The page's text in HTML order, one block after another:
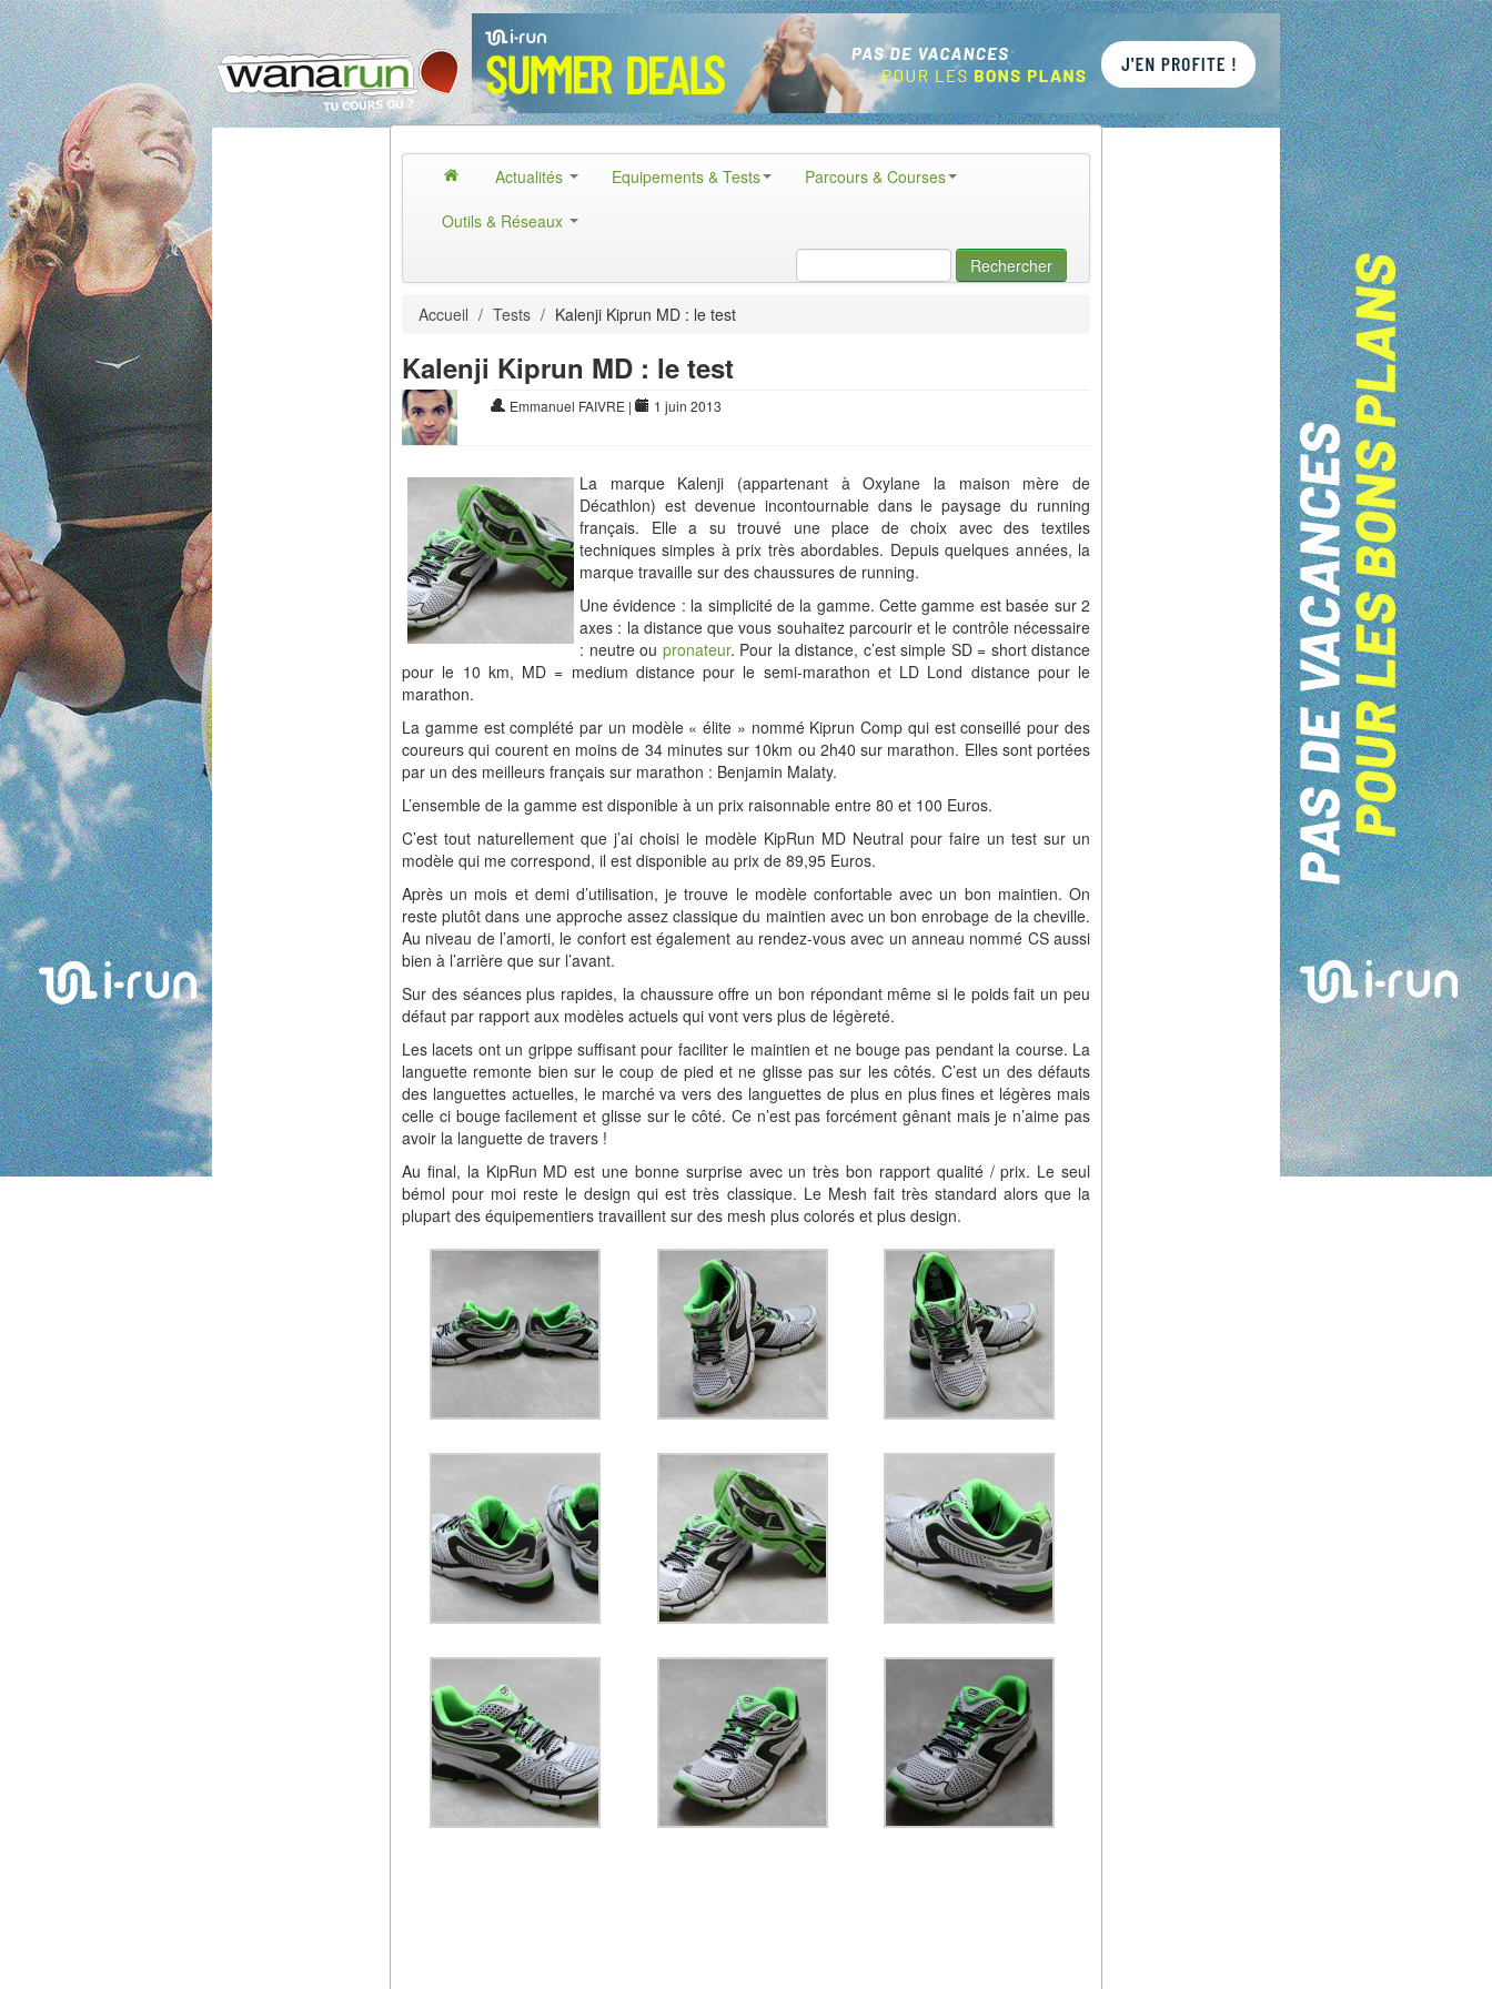
Actualités Equipements & Tests
Parcours & Courses
Outils & Réseaux
Rechercher
Accueil / Tests / Kalenji Kiprun MD : le test
Kalenji Kiprun MD : le test
Emmanuel FAIVRE | 1 juin 2013
La marque Kalenji (appartenant à Oxylane la maison mère de
Décathlon) est devenue incontournable dans le paysage du running
français. Elle a su trouvé une place de choix avec des textiles
techniques simples à prix très abordables. Depuis quelques années, la
marque travaille sur des chaussures de running.
Une évidence : la simplicité de la gamme. Cette gamme est basée sur 2
axes : la distance que vous souhaitez parcourir et le contrôle nécessaire
: neutre ou pronateur. Pour la distance, c’est simple SD = short distance
pour le 10 km, MD = medium distance pour le semi-marathon et LD Lond distance pour le
marathon.
La gamme est complété par un modèle « élite » nommé Kiprun Comp qui est conseillé pour des
coureurs qui courent en moins de 34 minutes sur 10km ou 2h40 sur marathon. Elles sont portées
par un des meilleurs français sur marathon : Benjamin Malaty.
L’ensemble de la gamme est disponible à un prix raisonnable entre 80 et 100 Euros.
C’est tout naturellement que j’ai choisi le modèle KipRun MD Neutral pour faire un test sur un
modèle qui me correspond, il est disponible au prix de 89,95 Euros.
Après un mois et demi d’utilisation, je trouve le modèle confortable avec un bon maintien. On
reste plutôt dans une approche assez classique du maintien avec un bon enrobage de la cheville.
Au niveau de l’amorti, le confort est également au rendez-vous avec un anneau nommé CS aussi
bien à l’arrière que sur l’avant.
Sur des séances plus rapides, la chaussure offre un bon répondant même si le poids fait un peu
défaut par rapport aux modèles actuels qui vont vers plus de légèreté.
Les lacets ont un grippe suffisant pour faciliter le maintien et ne bouge pas pendant la course. La
languette remonte bien sur le coup de pied et ne glisse pas sur les côtés. C’est un des défauts
des languettes actuelles, le marché va vers des languettes de plus en plus fines et légères mais
celle ci bouge facilement et glisse sur le côté. Ce n’est pas forcément gênant mais je n’aime pas
avoir la languette de travers !
Au final, la KipRun MD est une bonne surprise avec un très bon rapport qualité / prix. Le seul
bémol pour moi reste le design qui est très classique. Le Mesh fait très standard alors que la
plupart des équipementiers travaillent sur des mesh plus colorés et plus design.